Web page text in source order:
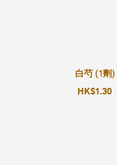
白芍 (1劑)
HK$1.30